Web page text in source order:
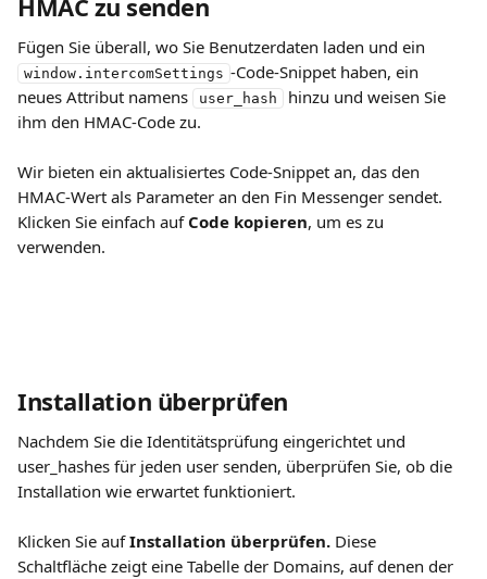
HMAC zu senden
Fügen Sie überall, wo Sie Benutzerdaten laden und ein
window.intercomSettings -Code-Snippet haben, ein
neues Attribut namens
user_hash
hinzu und weisen Sie
ihm den HMAC-Code zu.
Wir bieten ein aktualisiertes Code-Snippet an, das den
HMAC-Wert als Parameter an den Fin Messenger sendet.
Klicken Sie einfach auf Code kopieren, um es zu
verwenden.
Installation überprüfen
Nachdem Sie die Identitätsprüfung eingerichtet und
user_hashes für jeden user senden, überprüfen Sie, ob die
Installation wie erwartet funktioniert.
Klicken Sie auf Installation überprüfen. Diese
Schaltfläche zeigt eine Tabelle der Domains, auf denen der